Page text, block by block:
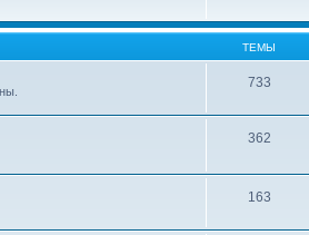
ТЕМЫ
733
362
163